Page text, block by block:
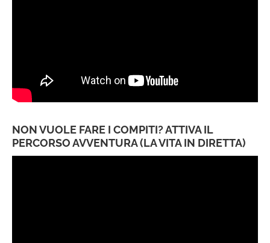
NON VUOLE FARE I COMPITI? ATTIVA IL
PERCORSO AVVENTURA (LA VITA IN DIRETTA)